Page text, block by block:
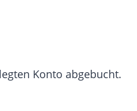
Konto abgebucht.